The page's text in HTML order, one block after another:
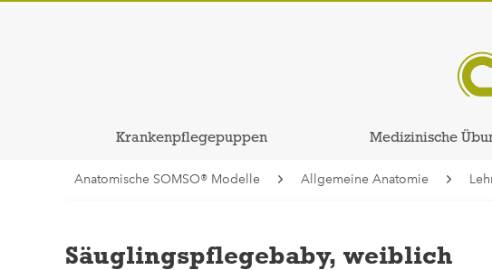
Krankenpflegepuppen Medizinische
Anatomische SOMSO® Modelle Allgemeine Anatomie
Säuglingspflegebaby, weiblich